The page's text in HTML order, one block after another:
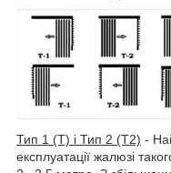
Тип 1 (Т) і Тип 2 (Т2) -
експлуатації жалюзі